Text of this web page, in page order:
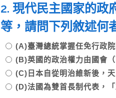
2. 現代民主國家的政
等，請問下列敘述何
(A)臺灣總統掌握任免行政
(B)英國的政治權力由國會
(C)日本自從明治維新後，
(D)法國為雙首長制代表，